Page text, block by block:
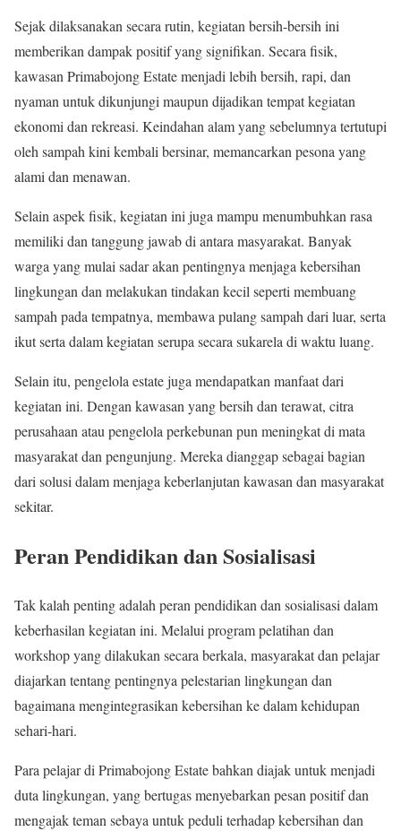
Sejak dilaksanakan secara rutin, kegiatan bersih-bersih ini
memberikan dampak positif yang signifikan. Secara fisik,
kawasan Primabojong Estate menjadi lebih bersih, rapi, dan
nyaman untuk dikunjungi maupun dijadikan tempat kegiatan
ekonomi dan rekreasi. Keindahan alam yang sebelumnya tertutupi
oleh sampah kini kembali bersinar, memancarkan pesona yang
alami dan menawan.
Selain aspek fisik, kegiatan ini juga mampu menumbuhkan rasa
memiliki dan tanggung jawab di antara masyarakat. Banyak
warga yang mulai sadar akan pentingnya menjaga kebersihan
lingkungan dan melakukan tindakan kecil seperti membuang
sampah pada tempatnya, membawa pulang sampah dari luar, serta
ikut serta dalam kegiatan serupa secara sukarela di waktu luang.
Selain itu, pengelola estate juga mendapatkan manfaat dari
kegiatan ini. Dengan kawasan yang bersih dan terawat, citra
perusahaan atau pengelola perkebunan pun meningkat di mata
masyarakat dan pengunjung. Mereka dianggap sebagai bagian
dari solusi dalam menjaga keberlanjutan kawasan dan masyarakat
sekitar.
Peran Pendidikan dan Sosialisasi
Tak kalah penting adalah peran pendidikan dan sosialisasi dalam
keberhasilan kegiatan ini. Melalui program pelatihan dan
workshop yang dilakukan secara berkala, masyarakat dan pelajar
diajarkan tentang pentingnya pelestarian lingkungan dan
bagaimana mengintegrasikan kebersihan ke dalam kehidupan
sehari-hari.
Para pelajar di Primabojong Estate bahkan diajak untuk menjadi
duta lingkungan, yang bertugas menyebarkan pesan positif dan
mengajak teman sebaya untuk peduli terhadap kebersihan dan